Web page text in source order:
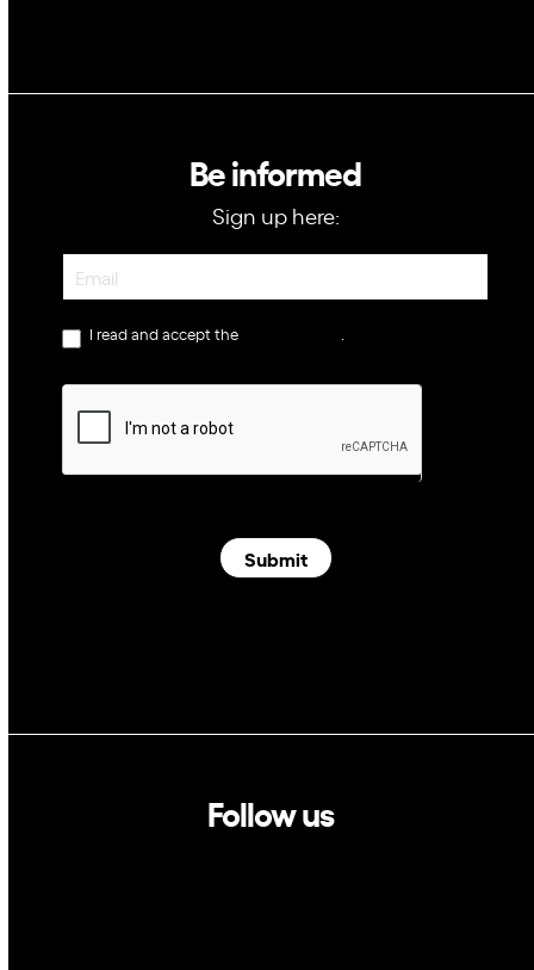
Be informed
Sign up here:
Newsletter
I read and accept the
Submit
Follow us